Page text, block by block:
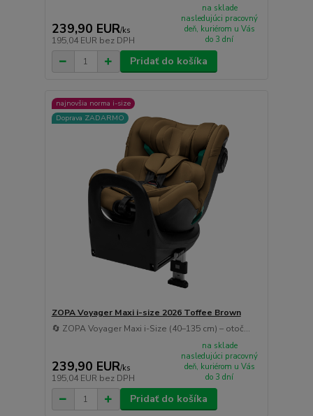
239,90 EUR/ks
195,04 EUR bez DPH
na sklade
nasledujúci pracovný
deň, kuriérom u Vás
do 3 dní
Pridať do košíka
najnovšia norma i-size
Doprava ZADARMO
ZOPA Voyager Maxi i-size 2026 Toffee Brown
🔄 ZOPA Voyager Maxi i-Size (40–135 cm) – otoč...
239,90 EUR/ks
195,04 EUR bez DPH
na sklade
nasledujúci pracovný
deň, kuriérom u Vás
do 3 dní
Pridať do košíka